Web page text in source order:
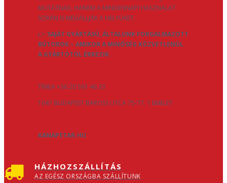
MUTATNAK, HANEM A MINDENNAPI HASZNÁLAT
SORÁN IS MEGÁLLJÁK A HELYÜKET.
👉 SAJÁT GYÁRTÁSÚ, ÁLTALUNK FORGALMAZOTT
BÚTOROK – AMIKOR A MINŐSÉG KÖZVETLENÜL
A GYÁRTÓTÓL ÉRKEZIK.
TÍMEA +36 20 561 46 33
1047 BUDAPEST BAROSS UTCA 75-77. 1 EMELET
KANAPETAR.HU
HÁZHOZSZÁLLÍTÁS
AZ EGÉSZ ORSZÁGBA SZÁLLÍTUNK